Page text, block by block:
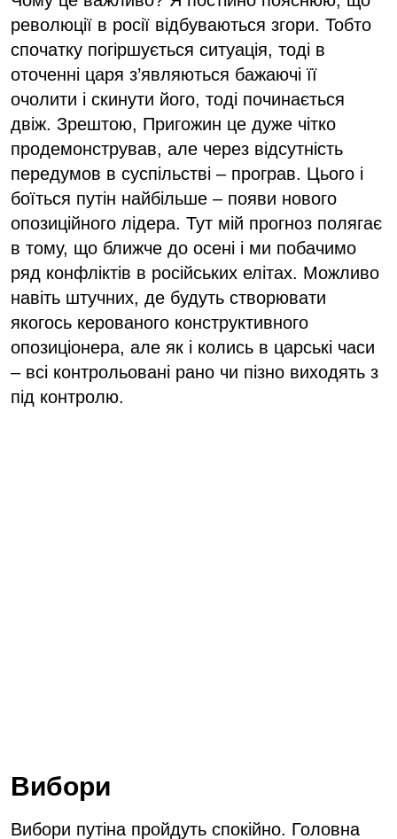
революції в росії відбуваються згори. Тобто
спочатку погіршується ситуація, тоді в
оточенні царя з’являються бажаючі її
очолити і скинути його, тоді починається
двіж. Зрештою, Пригожин це дуже чітко
продемонстрував, але через відсутність
передумов в суспільстві – програв. Цього і
боїться путін найбільше – появи нового
опозиційного лідера. Тут мій прогноз полягає
в тому, що ближче до осені і ми побачимо
ряд конфліктів в російських елітах. Можливо
навіть штучних, де будуть створювати
якогось керованого конструктивного
опозиціонера, але як і колись в царські часи
– всі контрольовані рано чи пізно виходять з
під контролю.
Вибори
Вибори путіна пройдуть спокійно. Головна